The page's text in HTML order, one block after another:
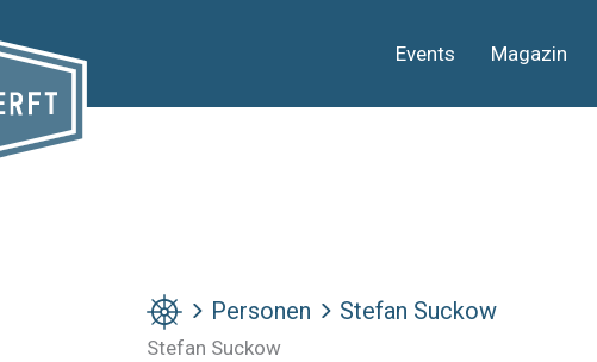
Events Magazin
Personen Stefan Suckow
Stefan Suckow